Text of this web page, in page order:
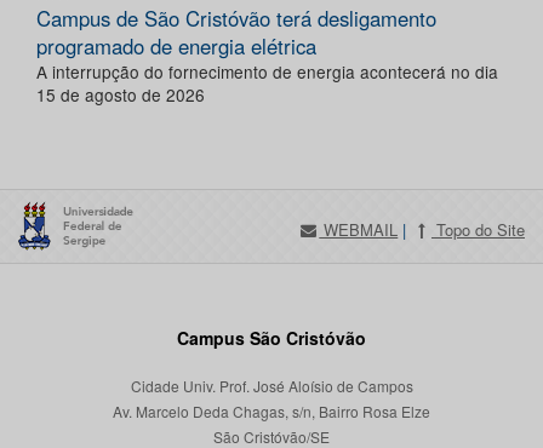
Campus de São Cristóvão terá desligamento
programado de energia elétrica
A interrupção do fornecimento de energia acontecerá no dia
15 de agosto de 2026
WEBMAIL | Topo do Site
Campus São Cristóvão
Cidade Univ. Prof. José Aloísio de Campos
Av. Marcelo Deda Chagas, s/n, Bairro Rosa Elze
São Cristóvão/SE